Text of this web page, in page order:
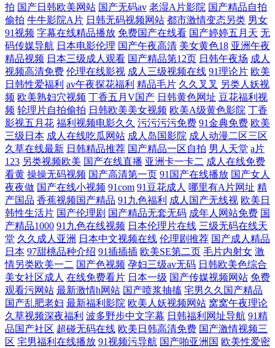
偷偷色 欧美大片在线观看高清 岛国肏逼在线 性爱ts 久久久精品久久久欧
美俄罗乱妇 AV手机在线 天堂电影在线 精品国产噜噜日韩 AV夜夜躁狠狠
躁日日躁 天天干天天日 精品日韩视频 91制作室白乳 色www永久免费视频
韩国床上a级视频 91精品一区 日韩欧美专区 国产一级婬片a 最新国产寻花
在线播放 日韩操逼A片视频 国产一二三区在线观看 综合五月激情二区视
频 日韩αⅴ 国产熟女丝袜喷水在线 中文字幕高清无 日韩精品高清自在线 国
产午夜小视频 自拍偷自拍亚洲精 日本无码免费久久久精品 国产一区二区
免费视频
拍 国产日韩欧美网站 国产无码av 老湿A片影院 国产精品自拍
偷拍 牛牛影院A片 日韩无码视频网站 都市激情变态另类 男女
91视频 字幕在线精品播放 免费国产在线看 国产婷婷五月天 无
码传媒导航 日本电影伦理 国产午夜高清 美女黄色18 亚洲午夜
精品视频 日本三级成人观看 国产精品第12页 日韩午夜场 成人
视频高清免费 伦理在线影视 成人三级视频在线 91理论片 欧美
日韩性爱福利 av午夜探花福利 精品毛片 久久叉叉 另类人妖视
频 欧美熟妇穴视频 丁香五月V国产 日韩黄色网址 豆花福利视
频 轮理片自拍偷拍 日韩欧美美女视频 欧美A级黄色影院 丁香
影视五月花 福利视频电影久久 污污污污免费 91金典免费 欧美
三级日本 成人在线吃瓜网站 成人岛国影院 成人动漫二区三区
久草在线最新 日韩精品推荐 国产精品一区自拍 男人天堂 a片
123 另类视频欧美 国产在线直播 亚洲卡一卡二 成人在线免费
看黄 操操无码视频 国产高清第一页 91国产在线播放 国产女人
夜夜做 国产在线小视频 91com 91豆花成人 哪里有A片网址 精
产国品 香蕉视频国产精品 91九色福利 成人国产无线视 欧美日
韩性生活片 国产伦理剧 国产精品无套无码 成年人网站免费 国
产精品1000 91九色在线视频 日本伦理片在线 三级无码在线天
堂 久久成人亚洲 日本中文视频在线 伦理剧推荐 国产成人精品
日本 97甜桃品种介绍 91插插插 欧美SE第二页 毛片内射女 激
情另类欧美一二 国产色视频 孕妇三级av无码 日韩欧美色综合
美女社区成人 在线免费看片 日本一级 国产传媒视频网站 免费
观看污网站 最新激情h网站 国产喷浆抽搐 宅男久久国产精品
国产乱肥老妇 最新福利影院 欧美人妖视频网站 窝窝午夜理论
久草视频深夜福利 波多野步中文字幕 日韩福利网址导航 91精
品国产社区 超碰无码在线 欧美日韩高清免费 国产激情视频三
区 宅男福利在线播放 91视频污导航 国产啪亚洲国 欧美性爱密